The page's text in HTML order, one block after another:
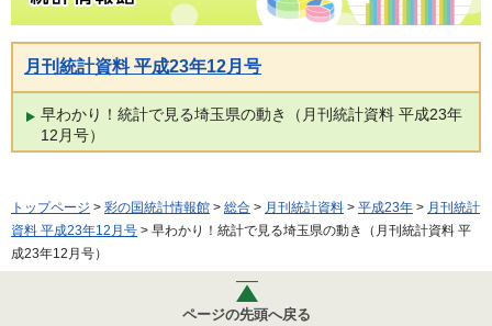
月刊統計資料 平成23年12月号
早わかり！統計で見る埼玉県の動き（月刊統計資料 平成23年
12月号）
トップページ > 彩の国統計情報館 > 総合 > 月刊統計資料 > 平成23年 > 月刊統計
資料 平成23年12月号 > 早わかり！統計で見る埼玉県の動き（月刊統計資料 平
成23年12月号）
ページの先頭へ戻る